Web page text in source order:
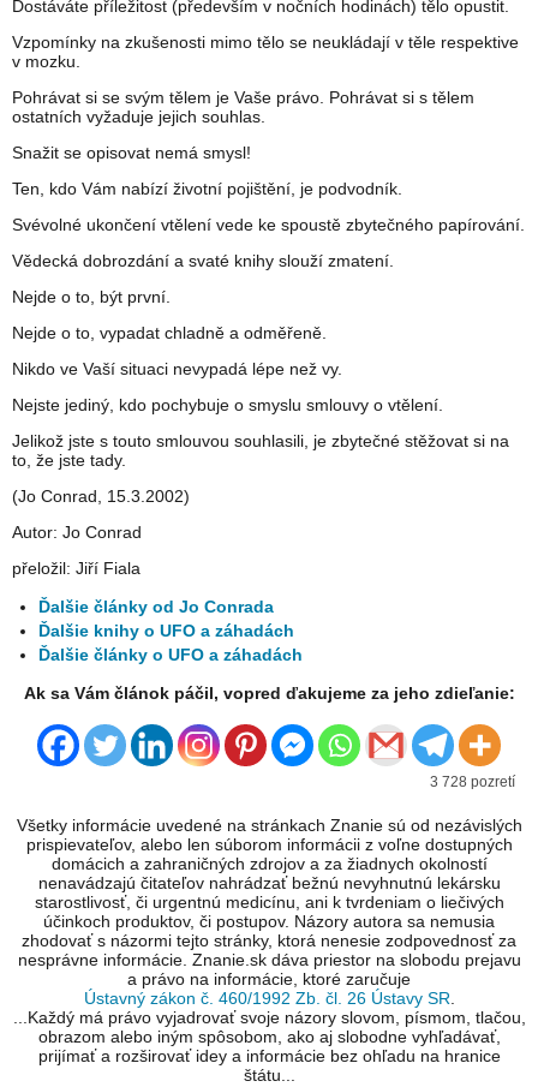
Dostáváte příležitost (především v nočních hodinách) tělo opustit.
Vzpomínky na zkušenosti mimo tělo se neukládají v těle respektive
v mozku.
Pohrávat si se svým tělem je Vaše právo. Pohrávat si s tělem
ostatních vyžaduje jejich souhlas.
Snažit se opisovat nemá smysl!
Ten, kdo Vám nabízí životní pojištění, je podvodník.
Svévolné ukončení vtělení vede ke spoustě zbytečného papírování.
Vědecká dobrozdání a svaté knihy slouží zmatení.
Nejde o to, být první.
Nejde o to, vypadat chladně a odměřeně.
Nikdo ve Vaší situaci nevypadá lépe než vy.
Nejste jediný, kdo pochybuje o smyslu smlouvy o vtělení.
Jelikož jste s touto smlouvou souhlasili, je zbytečné stěžovat si na
to, že jste tady.
(Jo Conrad, 15.3.2002)
Autor: Jo Conrad
přeložil: Jiří Fiala
Ďalšie články od Jo Conrada
Ďalšie knihy o UFO a záhadách
Ďalšie články o UFO a záhadách
Ak sa Vám článok páčil, vopred ďakujeme za jeho zdieľanie:
3 728 pozretí
Všetky informácie uvedené na stránkach Znanie sú od nezávislých
prispievateľov, alebo len súborom informácii z voľne dostupných
domácich a zahraničných zdrojov a za žiadnych okolností
nenavádzajú čitateľov nahrádzať bežnú nevyhnutnú lekársku
starostlivosť, či urgentnú medicínu, ani k tvrdeniam o liečivých
účinkoch produktov, či postupov. Názory autora sa nemusia
zhodovať s názormi tejto stránky, ktorá nenesie zodpovednosť za
nesprávne informácie. Znanie.sk dáva priestor na slobodu prejavu
a právo na informácie, ktoré zaručuje
Ústavný zákon č. 460/1992 Zb. čl. 26 Ústavy SR.
...Každý má právo vyjadrovať svoje názory slovom, písmom, tlačou,
obrazom alebo iným spôsobom, ako aj slobodne vyhľadávať,
prijímať a rozširovať idey a informácie bez ohľadu na hranice
štátu...